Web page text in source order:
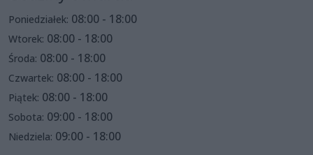
Poniedziałek: 08:00 - 18:00
Wtorek: 08:00 - 18:00
Środa: 08:00 - 18:00
Czwartek: 08:00 - 18:00
Piątek: 08:00 - 18:00
Sobota: 09:00 - 18:00
Niedziela: 09:00 - 18:00